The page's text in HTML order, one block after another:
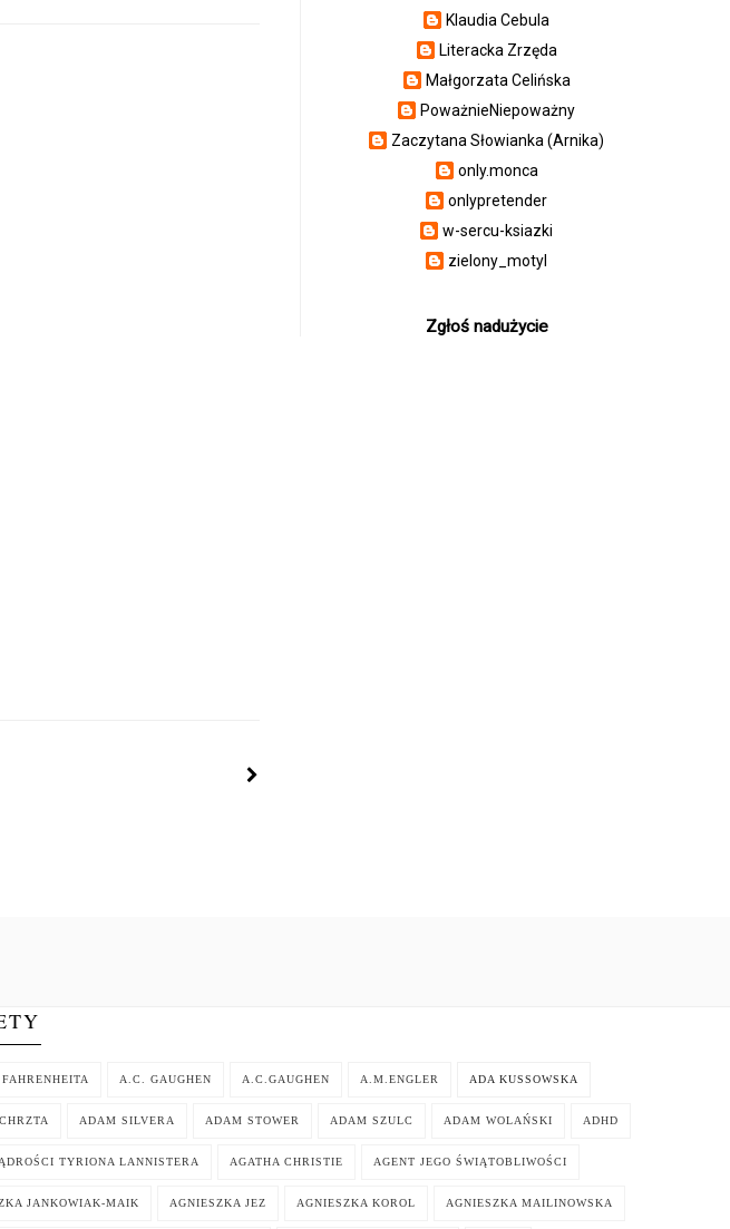
Klaudia Cebula
Literacka Zrzęda
Małgorzata Celińska
PoważnieNiepoważny
Zaczytana Słowianka (Arnika)
only.monca
onlypretender
w-sercu-ksiazki
zielony_motyl
Zgłoś nadużycie
FAHRENHEITA A.C. GAUGHEN A.C.GAUGHEN A.M.ENGLER ADA KUSSOWSKA
ADAM SILVERA ADAM STOWER ADAM SZULC ADAM WOLAŃSKI ADHD
TYRIONA LANNISTERA AGATHA CHRISTIE AGENT JEGO ŚWIĄTOBLIWOŚCI
JANKOWIAK-MAIK AGNIESZKA JEZ AGNIESZKA KOROL AGNIESZKA MAILINOWSKA